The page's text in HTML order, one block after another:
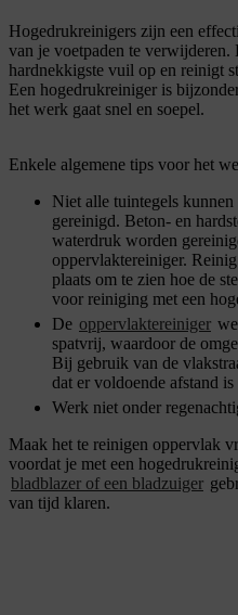
Hogedrukreinigers zijn een
van je voetpaden te
hardnekkigste vuil op en reinigt
Een hogedrukreiniger is
het werk gaat snel en soepel.
Enkele algemene tips voor het
Niet alle tuintegels
gereinigd. Beton- en
waterdruk worden
oppervlaktereiniger.
plaats om te zien hoe de
voor reiniging met een
De oppervlaktereiniger
spatvrij, waardoor de
Bij gebruik van de
dat er voldoende afstand
Werk niet onder
Maak het te reinigen oppervlak
voordat je met een
bladblazer of een bladzuiger
van tijd klaren.